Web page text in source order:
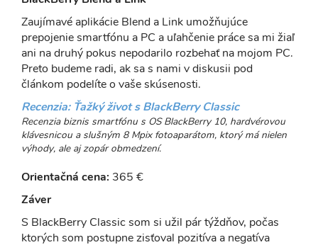
Zaujímavé aplikácie Blend a Link umožňujúce
prepojenie smartfónu a PC a uľahčenie práce sa mi žiaľ
ani na druhý pokus nepodarilo rozbehať na mojom PC.
Preto budeme radi, ak sa s nami v diskusii pod
článkom podelíte o vaše skúsenosti.
Recenzia: Ťažký život s BlackBerry Classic
Recenzia biznis smartfónu s OS BlackBerry 10, hardvérovou
klávesnicou a slušným 8 Mpix fotoaparátom, ktorý má nielen
výhody, ale aj zopár obmedzení.
Orientačná cena: 365 €
Záver
S BlackBerry Classic som si užil pár týždňov, počas
ktorých som postupne zisťoval pozitíva a negatíva